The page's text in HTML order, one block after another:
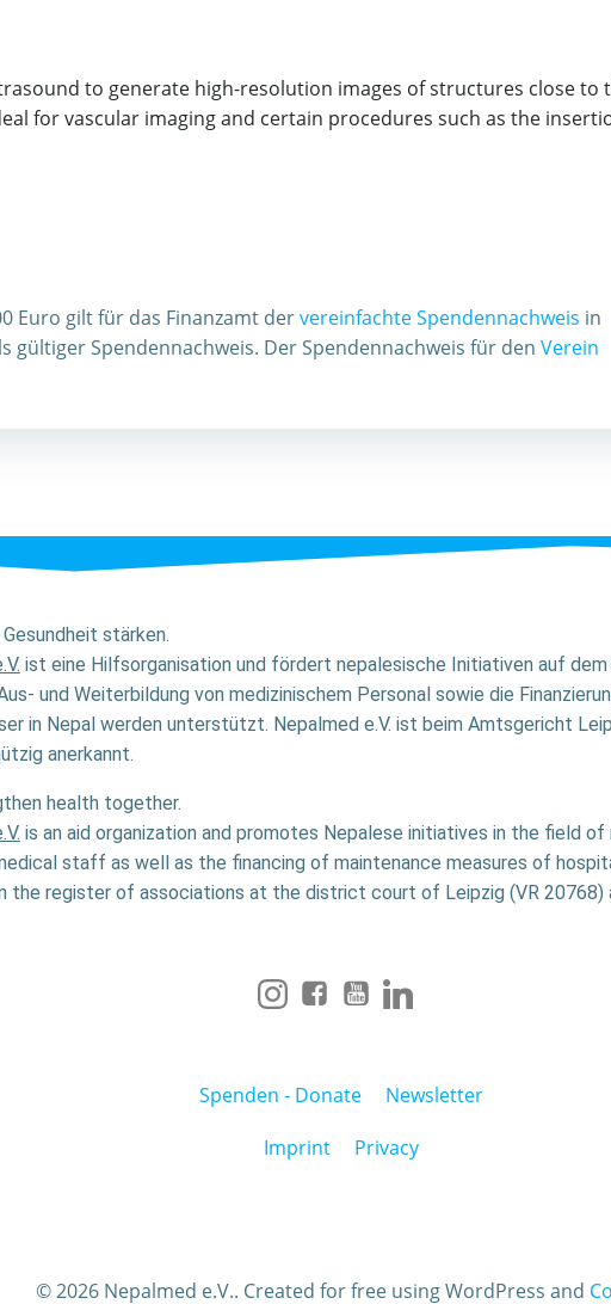
to generate high-resolution images of structures close to
for vascular imaging and certain procedures such as the
Euro gilt für das Finanzamt dervereinfachte Spendennachweis in
gültiger Spendennachweis. Der Spendennachweis für den Verein
stärken.
ist eine Hilfsorganisation und fördert nepalesische Initiativen auf
und Weiterbildung von medizinischem Personal sowie die
in Nepal werden unterstützt. Nepalmed e.V. ist beim Amtsgericht
anerkannt.
health together.
is an aid organization and promotes Nepalese initiatives in the field
staff as well as the financing of maintenance measures of
the register of associations at the district court of Leipzig (VR 20768)
Spenden - Donate
Newsletter
Imprint
Privacy
© 2026 Nepalmed e.V.. Created for free using WordPress and